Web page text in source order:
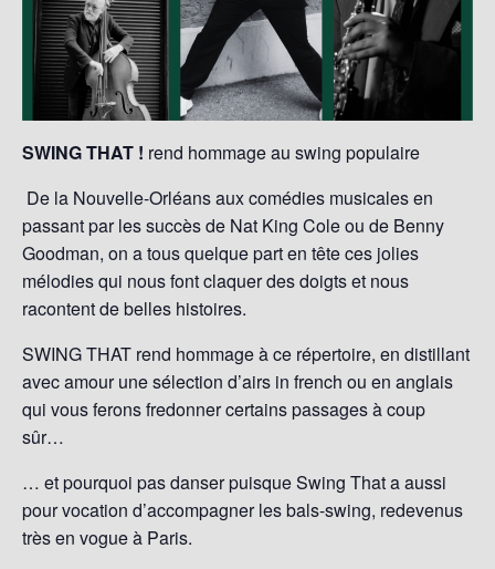
SWING THAT ! rend hommage au swing populaire
De la Nouvelle-Orléans aux comédies musicales en
passant par les succès de Nat King Cole ou de Benny
Goodman, on a tous quelque part en tête ces jolies
mélodies qui nous font claquer des doigts et nous
racontent de belles histoires.
SWING THAT rend hommage à ce répertoire, en distillant
avec amour une sélection d’airs in french ou en anglais
qui vous ferons fredonner certains passages à coup
sûr…
… et pourquoi pas danser puisque Swing That a aussi
pour vocation d’accompagner les bals-swing, redevenus
très en vogue à Paris.